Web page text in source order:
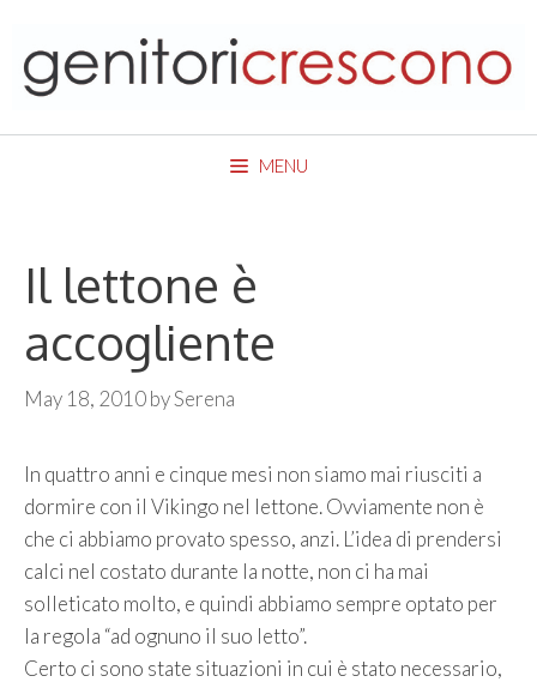
content
MENU
Il lettone è
accogliente
May 18, 2010bySerena
In quattro anni e cinque mesi non siamo mai riusciti a
dormire con il Vikingo nel lettone. Ovviamente non è
che ci abbiamo provato spesso, anzi. L’idea di prendersi
calci nel costato durante la notte, non ci ha mai
solleticato molto, e quindi abbiamo sempre optato per
la regola “ad ognuno il suo letto”.
Certo ci sono state situazioni in cui è stato necessario,